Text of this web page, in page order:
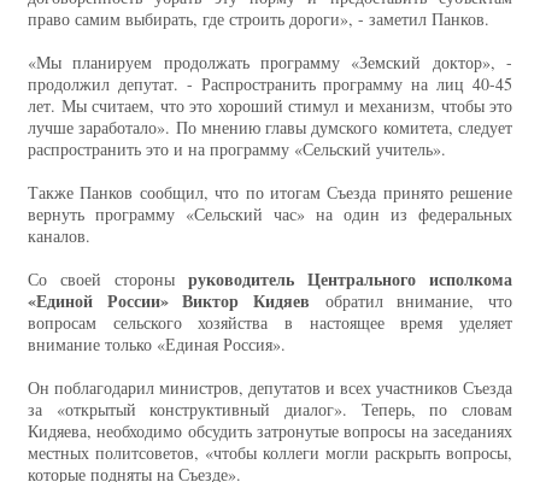
право самим выбирать, где строить дороги», - заметил Панков.
«Мы планируем продолжать программу «Земский доктор», -
продолжил депутат. - Распространить программу на лиц 40-45
лет. Мы считаем, что это хороший стимул и механизм, чтобы это
лучше заработало». По мнению главы думского комитета, следует
распространить это и на программу «Сельский учитель».
Также Панков сообщил, что по итогам Съезда принято решение
вернуть программу «Сельский час» на один из федеральных
каналов.
Со своей стороныруководитель Центрального исполкома
«Единой России» Виктор Кидяев обратил внимание, что
вопросам сельского хозяйства в настоящее время уделяет
внимание только «Единая Россия».
Он поблагодарил министров, депутатов и всех участников Съезда
за «открытый конструктивный диалог». Теперь, по словам
Кидяева, необходимо обсудить затронутые вопросы на заседаниях
местных политсоветов, «чтобы коллеги могли раскрыть вопросы,
которые подняты на Съезде».